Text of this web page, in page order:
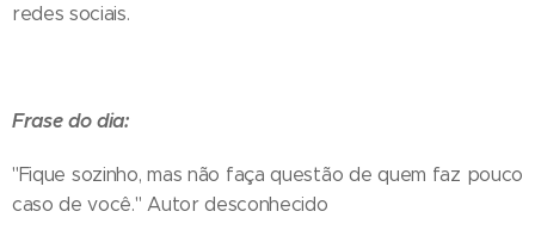
redes sociais.
Frase do dia:
"Fique sozinho, mas não faça questão de quem faz pouco
caso de você." Autor desconhecido